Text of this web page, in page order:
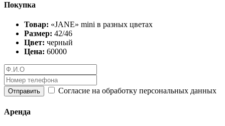
Покупка
Товар: «JANE» mini в разных цветах
Размер: 42/46
Цвет: черный
Цена: 60000
Отправить Согласие на обработку персональных данных
Аренда